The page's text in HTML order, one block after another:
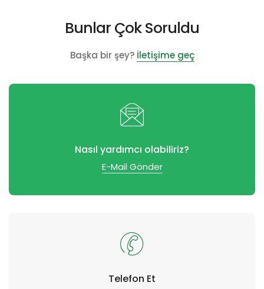
Bunlar Çok Soruldu
Başka bir şey? İletişime geç
Nasıl yardımcı olabiliriz?
E-Mail Gönder
Telefon Et